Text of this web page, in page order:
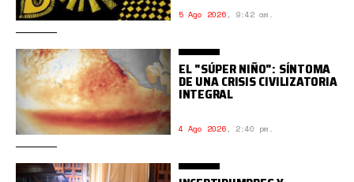
5 Ago 2026, 9:42 am.
EL "SÚPER NIÑO": SÍNTOMA
DE UNA CRISIS CIVILIZATORIA
INTEGRAL
4 Ago 2026, 2:40 pm.